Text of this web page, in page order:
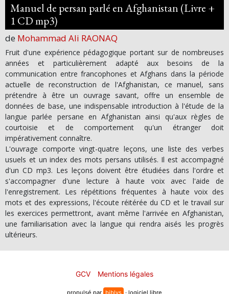
Manuel de persan parlé en Afghanistan (Livre +
1 CD mp3)
de Mohammad Ali RAONAQ
Fruit d'une expérience pédagogique portant sur de nombreuses
années et particulièrement adapté aux besoins de la
communication entre francophones et Afghans dans la période
actuelle de reconstruction de l'Afghanistan, ce manuel, sans
prétendre à être un ouvrage savant, offre un ensemble de
données de base, une indispensable introduction à l'étude de la
langue parlée persane en Afghanistan ainsi qu'aux règles de
courtoisie et de comportement qu'un étranger doit
impérativement connaître.
L'ouvrage comporte vingt-quatre leçons, une liste des verbes
usuels et un index des mots persans utilisés. Il est accompagné
d'un CD mp3. Les leçons doivent être étudiées dans l'ordre et
s'accompagner d'une lecture à haute voix avec l'aide de
l'enregistrement. Les répétitions fréquentes à haute voix des
mots et des expressions, l'écoute réitérée du CD et le travail sur
les exercices permettront, avant même l'arrivée en Afghanistan,
une familiarisation avec la langue qui rendra aisés les progrès
ultérieurs.
GCV Mentions légales
propulsé par biblys · logiciel libre